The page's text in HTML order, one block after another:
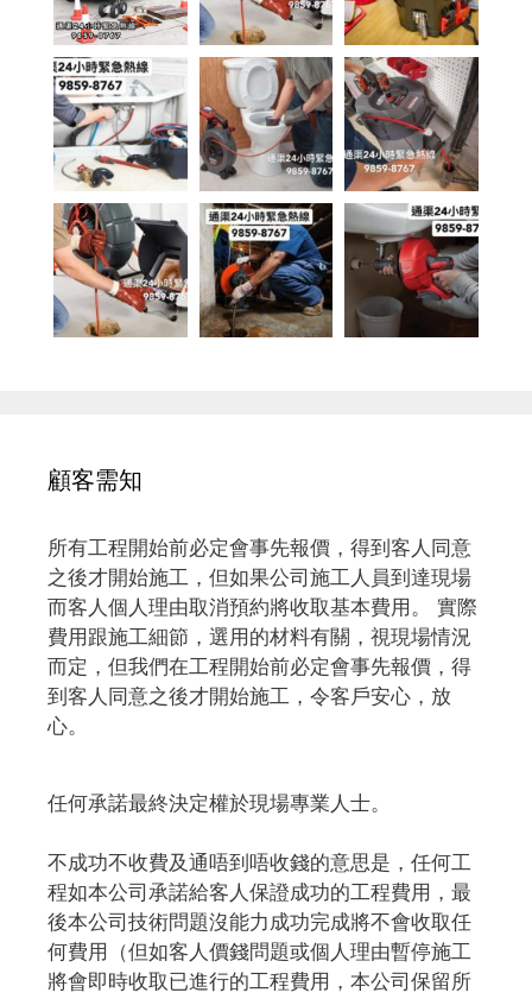
顧客需知
所有工程開始前必定會事先報價，得到客人同意
之後才開始施工，但如果公司施工人員到達現場
而客人個人理由取消預約將收取基本費用。 實際
費用跟施工細節，選用的材料有關，視現場情況
而定，但我們在工程開始前必定會事先報價，得
到客人同意之後才開始施工，令客戶安心，放
心。
任何承諾最終決定權於現場專業人士。
不成功不收費及通唔到唔收錢的意思是，任何工
程如本公司承諾給客人保證成功的工程費用，最
後本公司技術問題沒能力成功完成將不會收取任
何費用（但如客人價錢問題或個人理由暫停施工
將會即時收取已進行的工程費用，本公司保留所